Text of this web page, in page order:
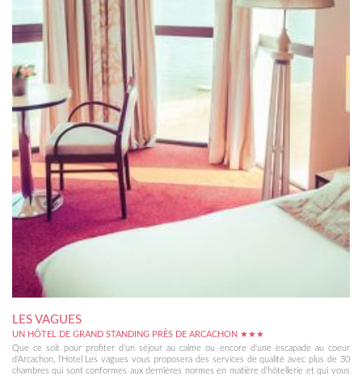
LES VAGUES
UN HÔTEL DE GRAND STANDING PRÈS DE ARCACHON ★★★
Que ce soit pour profiter d'un séjour au calme ou encore d'une escapade au coeur
d'Arcachon, l'Hotel Les vagues vous proposera des services de qualité avec plus de 30
chambres qui sont conformes aux dernières normes en matière d'hôtellerie et qui vous